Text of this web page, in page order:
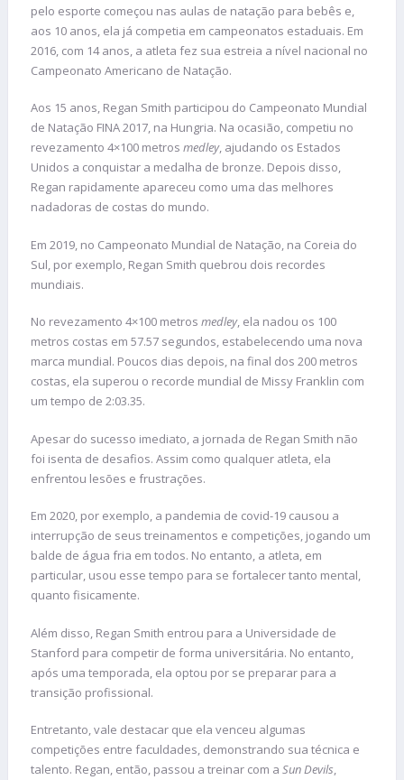
pelo esporte começou nas aulas de natação para bebês e,
aos 10 anos, ela já competia em campeonatos estaduais. Em
2016, com 14 anos, a atleta fez sua estreia a nível nacional no
Campeonato Americano de Natação.
Aos 15 anos, Regan Smith participou do Campeonato Mundial
de Natação FINA 2017, na Hungria. Na ocasião, competiu no
revezamento 4×100 metros medley, ajudando os Estados
Unidos a conquistar a medalha de bronze. Depois disso,
Regan rapidamente apareceu como uma das melhores
nadadoras de costas do mundo.
Em 2019, no Campeonato Mundial de Natação, na Coreia do
Sul, por exemplo, Regan Smith quebrou dois recordes
mundiais.
No revezamento 4×100 metros medley, ela nadou os 100
metros costas em 57.57 segundos, estabelecendo uma nova
marca mundial. Poucos dias depois, na final dos 200 metros
costas, ela superou o recorde mundial de Missy Franklin com
um tempo de 2:03.35.
Apesar do sucesso imediato, a jornada de Regan Smith não
foi isenta de desafios. Assim como qualquer atleta, ela
enfrentou lesões e frustrações.
Em 2020, por exemplo, a pandemia de covid-19 causou a
interrupção de seus treinamentos e competições, jogando um
balde de água fria em todos. No entanto, a atleta, em
particular, usou esse tempo para se fortalecer tanto mental,
quanto fisicamente.
Além disso, Regan Smith entrou para a Universidade de
Stanford para competir de forma universitária. No entanto,
após uma temporada, ela optou por se preparar para a
transição profissional.
Entretanto, vale destacar que ela venceu algumas
competições entre faculdades, demonstrando sua técnica e
talento. Regan, então, passou a treinar com a Sun Devils,